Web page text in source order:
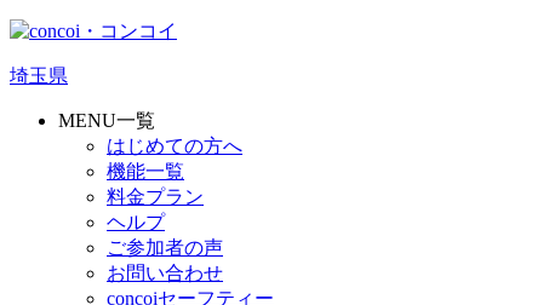
埼玉県
MENU一覧
はじめての方へ
機能一覧
料金プラン
ヘルプ
ご参加者の声
お問い合わせ
concoiセーフティー